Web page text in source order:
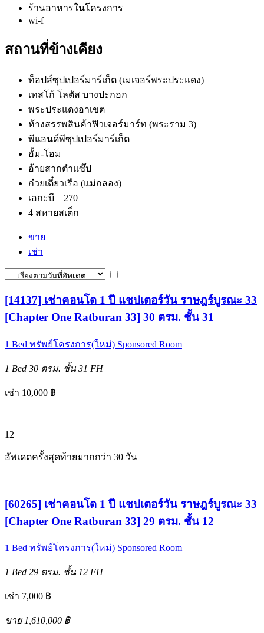
ร้านอาหารในโครงการ
wi-f
สถานที่ข้างเคียง
ท็อปส์ซุปเปอร์มาร์เก็ต (เมเจอร์พระประแดง)
เทสโก้ โลตัส บางปะกอก
พระประแดงอาเขต
ห้างสรรพสินค้าฟิวเจอร์มาร์ท (พระราม 3)
พีแอนด์พีซุปเปอร์มาร์เก็ต
อั้ม-โอม
อ้ายสากตำแซ๊ป
ก๋วยเตี๋ยวเรือ (แม่กลอง)
เอกะบี – 270
4 สหายสเต็ก
ขาย
เช่า
[14137] เช่าคอนโด 1 ปี แชปเตอร์วัน ราษฎร์บูรณะ 33
[Chapter One Ratburan 33] 30 ตรม. ชั้น 31
1 Bed ทรัพย์โครงการ(ใหม่) Sponsored Room
1 Bed 30 ตรม. ชั้น 31 FH
เช่า 10,000 ฿
12
อัพเดตครั้งสุดท้ายมากกว่า 30 วัน
[60265] เช่าคอนโด 1 ปี แชปเตอร์วัน ราษฎร์บูรณะ 33
[Chapter One Ratburan 33] 29 ตรม. ชั้น 12
1 Bed ทรัพย์โครงการ(ใหม่) Sponsored Room
1 Bed 29 ตรม. ชั้น 12 FH
เช่า 7,000 ฿
ขาย 1,610,000 ฿